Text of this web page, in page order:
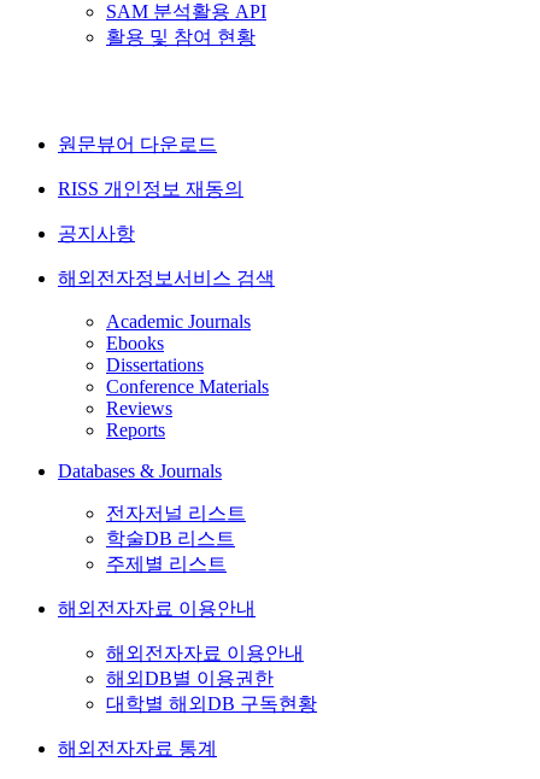
SAM 분석활용 API
활용 및 참여 현황
원문뷰어 다운로드
RISS 개인정보 재동의
공지사항
해외전자정보서비스 검색
Academic Journals
Ebooks
Dissertations
Conference Materials
Reviews
Reports
Databases & Journals
전자저널 리스트
학술DB 리스트
주제별 리스트
해외전자자료 이용안내
해외전자자료 이용안내
해외DB별 이용권한
대학별 해외DB 구독현황
해외전자자료 통계